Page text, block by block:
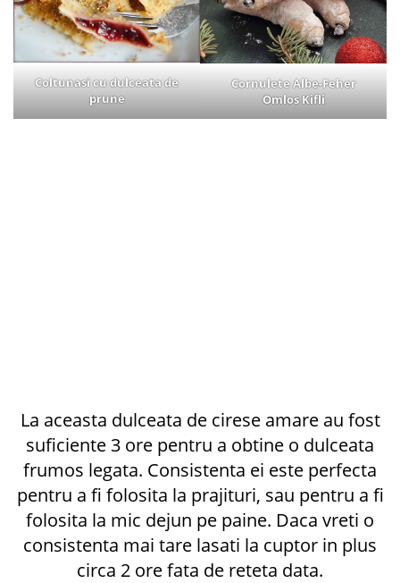
Coltunasi cu dulceata de
prune
Cornulete Albe-Feher
Omlos Kifli
La aceasta dulceata de cirese amare au fost
suficiente 3 ore pentru a obtine o dulceata
frumos legata. Consistenta ei este perfecta
pentru a fi folosita la prajituri, sau pentru a fi
folosita la mic dejun pe paine. Daca vreti o
consistenta mai tare lasati la cuptor in plus
circa 2 ore fata de reteta data.